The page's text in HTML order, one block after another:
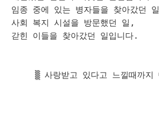
임종 중에 있는 병자들을 찾아갔던
사회 복지 시설을 방문했던 일,
갇힌 이들을 찾아갔던 일입니다.
▒ 사랑받고 있다고 느낄때까지